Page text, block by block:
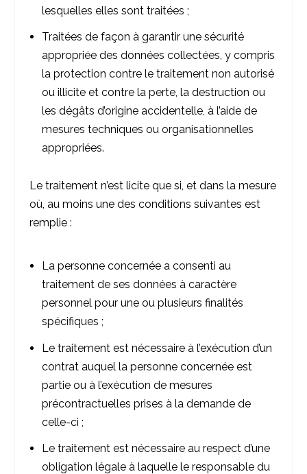
lesquelles elles sont traitées ;
Traitées de façon à garantir une sécurité
appropriée des données collectées, y compris
la protection contre le traitement non autorisé
ou illicite et contre la perte, la destruction ou
les dégâts d’origine accidentelle, à l’aide de
mesures techniques ou organisationnelles
appropriées.
Le traitement n’est licite que si, et dans la mesure
où, au moins une des conditions suivantes est
remplie :
La personne concernée a consenti au
traitement de ses données à caractère
personnel pour une ou plusieurs finalités
spécifiques ;
Le traitement est nécessaire à l’exécution d’un
contrat auquel la personne concernée est
partie ou à l’exécution de mesures
précontractuelles prises à la demande de
celle-ci ;
Le traitement est nécessaire au respect d’une
obligation légale à laquelle le responsable du